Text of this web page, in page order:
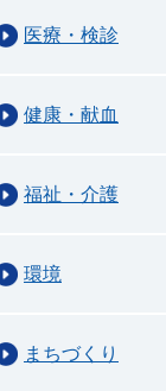
医療・検診
健康・献血
福祉・介護
環境
まちづくり